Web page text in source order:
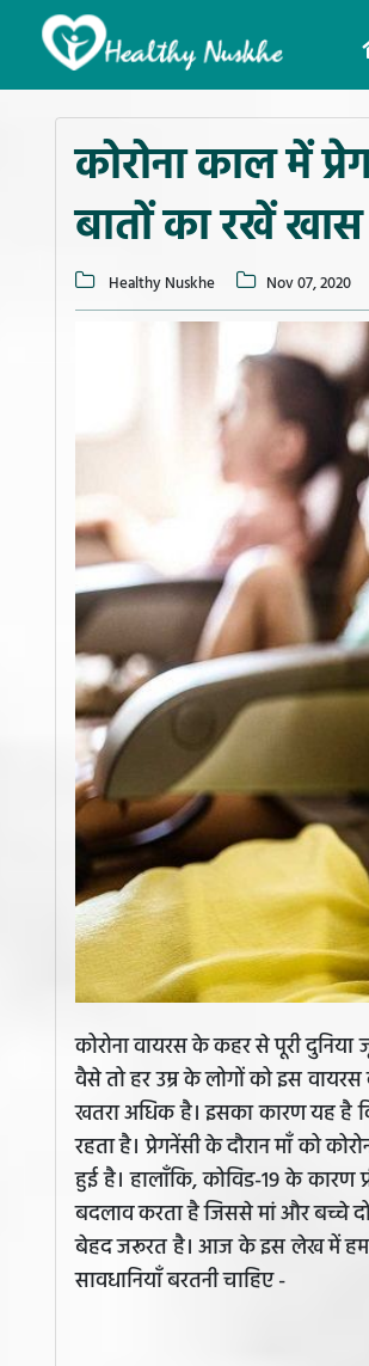
कोरोना काल में
बातों का रखें
Healthy Nuskhe Nov 07, 2020
कोरोना वायरस के कहर से पूरी दुनिया
वैसे तो हर उम्र के लोगों को इस
खतरा अधिक है। इसका कारण यह है
रहता है। प्रेगनेंसी के दौरान माँ को
हुई है। हालाँकि, कोविड-19 के कारण
बदलाव करता है जिससे मां और बच्चे
बेहद जरूरत है। आज के इस लेख में हम
सावधानियाँ बरतनी चाहिए -